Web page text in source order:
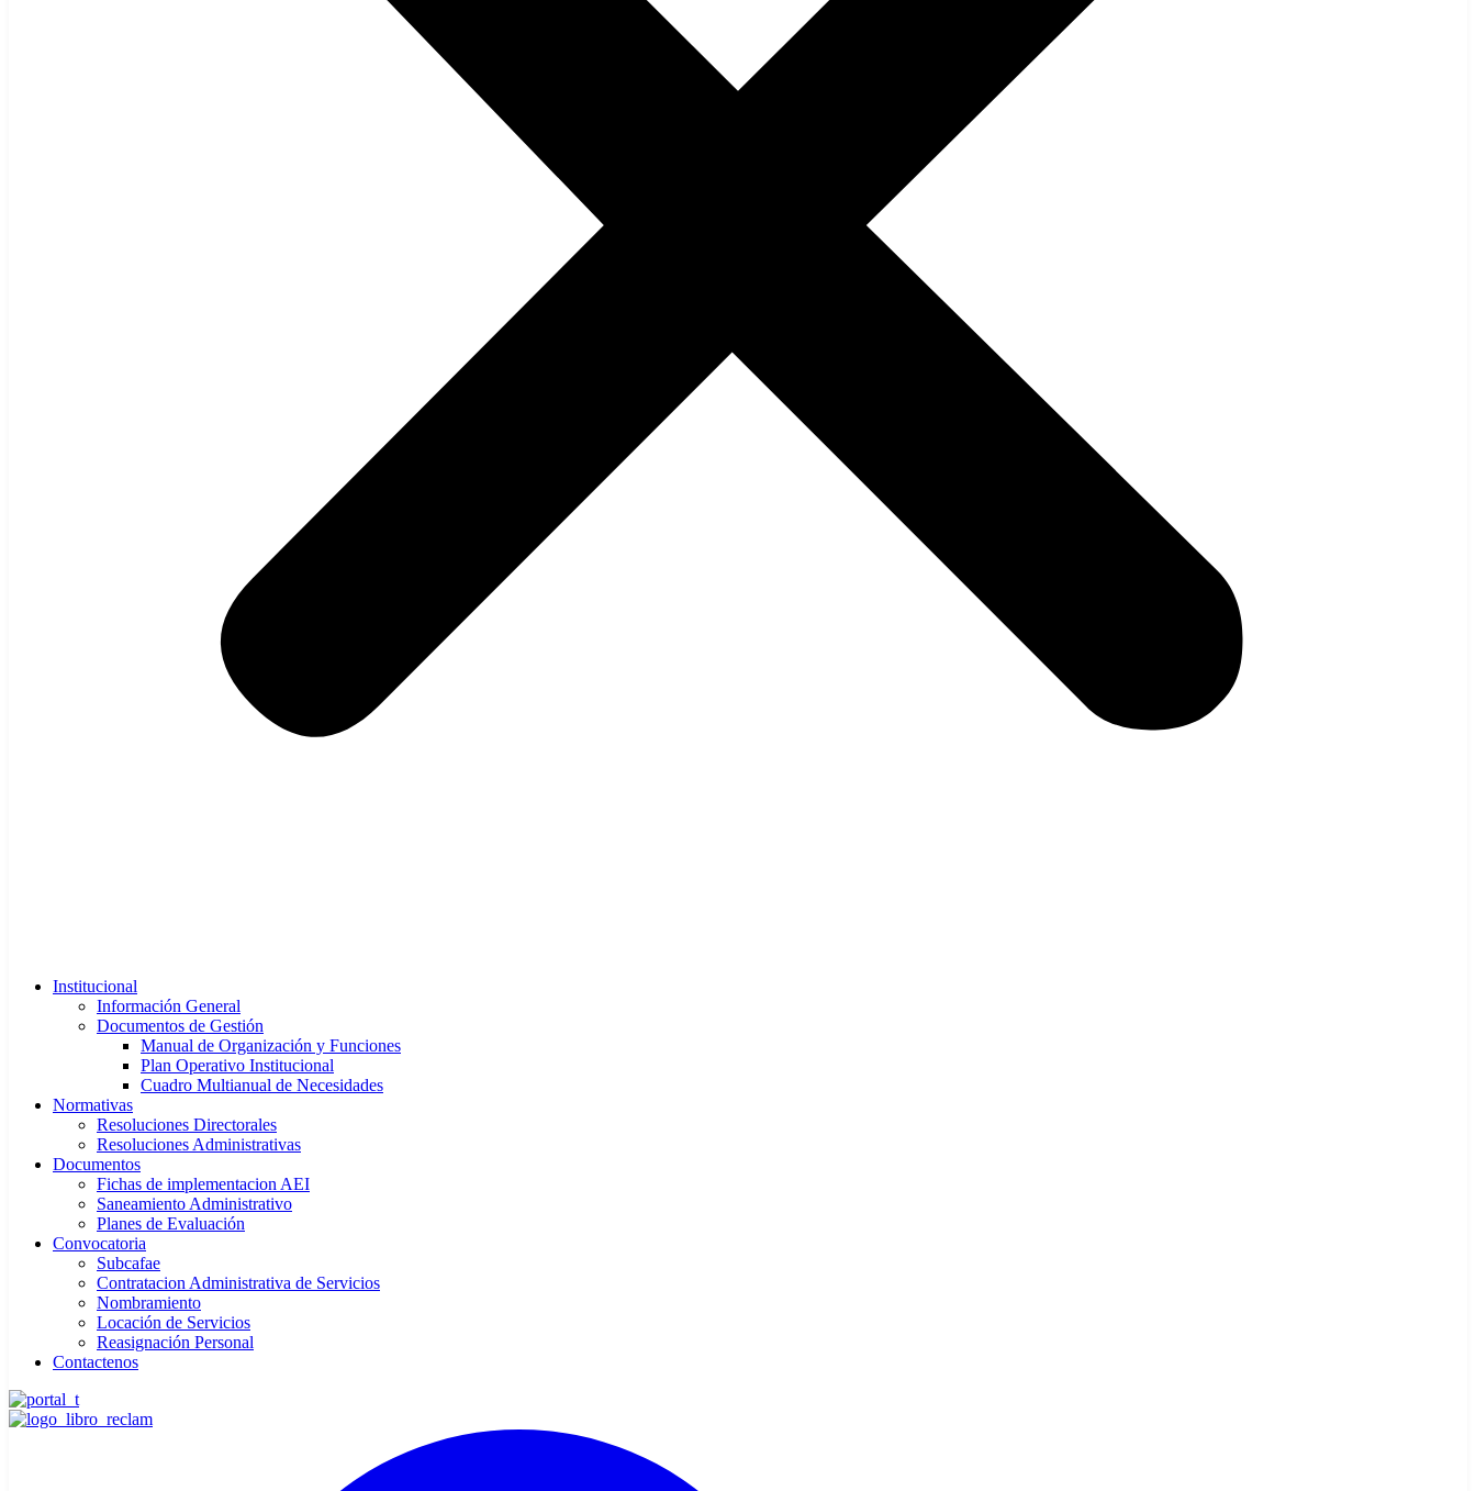
Institucional
Información General
Documentos de Gestión
Manual de Organización y Funciones
Plan Operativo Institucional
Cuadro Multianual de Necesidades
Normativas
Resoluciones Directorales
Resoluciones Administrativas
Documentos
Fichas de implementacion AEI
Saneamiento Administrativo
Planes de Evaluación
Convocatoria
Subcafae
Contratacion Administrativa de Servicios
Nombramiento
Locación de Servicios
Reasignación Personal
Contactenos